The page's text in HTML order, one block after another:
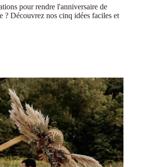
pour rendre l'anniversaire de
? Découvrez nos cinq idées faciles et